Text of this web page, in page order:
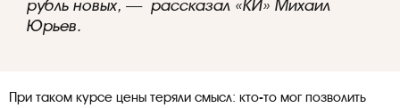
рубль новых, — рассказал «КИ» Михаил
Юрьев.
При таком курсе цены теряли смысл: кто-то мог позволить